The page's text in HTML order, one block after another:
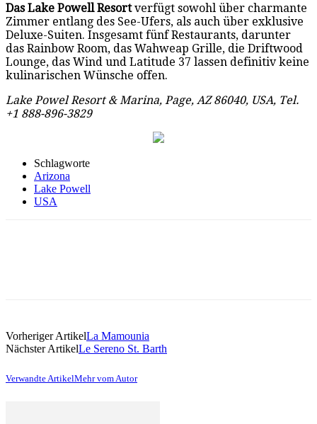
Das Lake Powell Resortverfügt sowohl über charmante
Zimmer entlang des See-Ufers, als auch über exklusive
Deluxe-Suiten. Insgesamt fünf Restaurants, darunter
das Rainbow Room, das Wahweap Grille, die Driftwood
Lounge, das Wind und Latitude 37 lassen definitiv keine
kulinarischen Wünsche offen.
Lake Powel Resort & Marina, Page, AZ 86040, USA, Tel.
+1 888-896-3829
Schlagworte
Arizona
Lake Powell
USA
Vorheriger ArtikelLa Mamounia
Nächster ArtikelLe Sereno St. Barth
Verwandte ArtikelMehr vom Autor